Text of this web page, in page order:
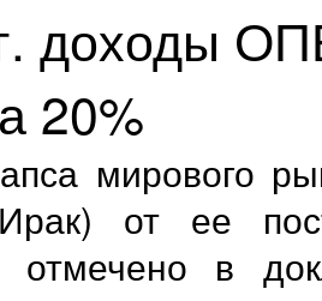
доходы
20%
мирового
от ее
отмечено в